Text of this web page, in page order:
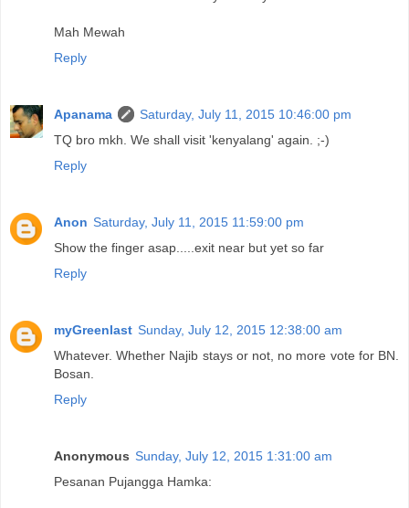
Mah Mewah
Reply
Apanama
Saturday, July 11, 2015 10:46:00 pm
TQ bro mkh. We shall visit 'kenyalang' again. ;-)
Reply
Anon Saturday, July 11, 2015 11:59:00 pm
Show the finger asap.....exit near but yet so far
Reply
myGreenlast Sunday, July 12, 2015 12:38:00 am
Whatever. Whether Najib stays or not, no more vote for BN.
Bosan.
Reply
Anonymous Sunday, July 12, 2015 1:31:00 am
Pesanan Pujangga Hamka: